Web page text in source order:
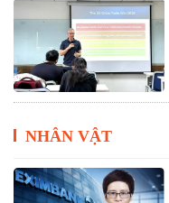
NHÂN VẬT